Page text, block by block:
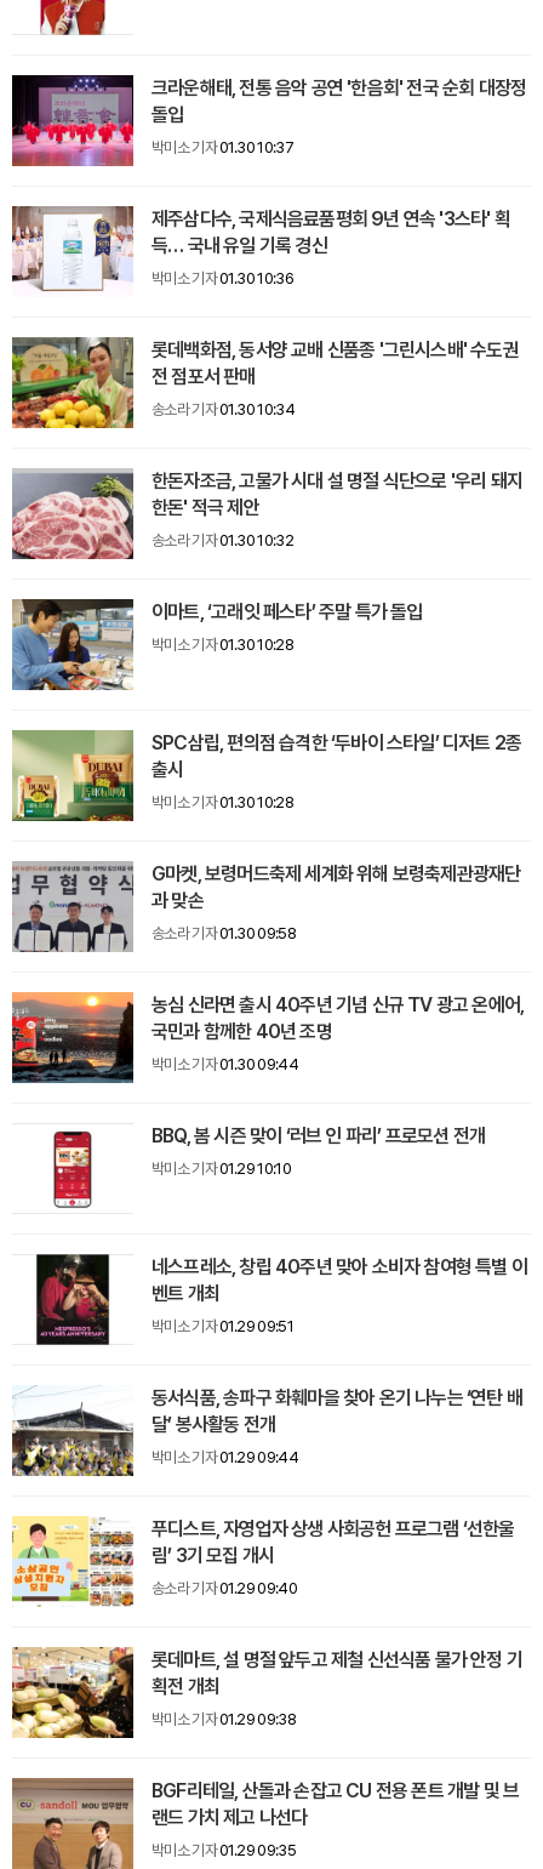
크라운해태, 전통 음악 공연 '한음회' 전국 순회 대장정
돌입
박미소 기자01.30 10:37
제주삼다수, 국제식음료품평회 9년 연속 '3스타' 획
득… 국내 유일 기록 경신
박미소 기자01.30 10:36
롯데백화점, 동서양 교배 신품종 '그린시스배' 수도권
전 점포서 판매
송소라 기자01.30 10:34
한돈자조금, 고물가 시대 설 명절 식단으로 '우리 돼지
한돈' 적극 제안
송소라 기자01.30 10:32
이마트, ‘고래잇 페스타’ 주말 특가 돌입
박미소 기자01.30 10:28
SPC삼립, 편의점 습격한 ‘두바이 스타일’ 디저트 2종
출시
박미소 기자01.30 10:28
G마켓, 보령머드축제 세계화 위해 보령축제관광재단
과 맞손
송소라 기자01.30 09:58
농심 신라면 출시 40주년 기념 신규 TV 광고 온에어,
국민과 함께한 40년 조명
박미소 기자01.30 09:44
BBQ, 봄 시즌 맞이 ‘러브 인 파리’ 프로모션 전개
박미소 기자01.29 10:10
네스프레소, 창립 40주년 맞아 소비자 참여형 특별 이
벤트 개최
박미소 기자01.29 09:51
동서식품, 송파구 화훼마을 찾아 온기 나누는 ‘연탄 배
달’ 봉사활동 전개
박미소 기자01.29 09:44
푸디스트, 자영업자 상생 사회공헌 프로그램 ‘선한울
림’ 3기 모집 개시
송소라 기자01.29 09:40
롯데마트, 설 명절 앞두고 제철 신선식품 물가 안정 기
획전 개최
박미소 기자01.29 09:38
BGF리테일, 산돌과 손잡고 CU 전용 폰트 개발 및 브
랜드 가치 제고 나선다
박미소 기자01.29 09:35